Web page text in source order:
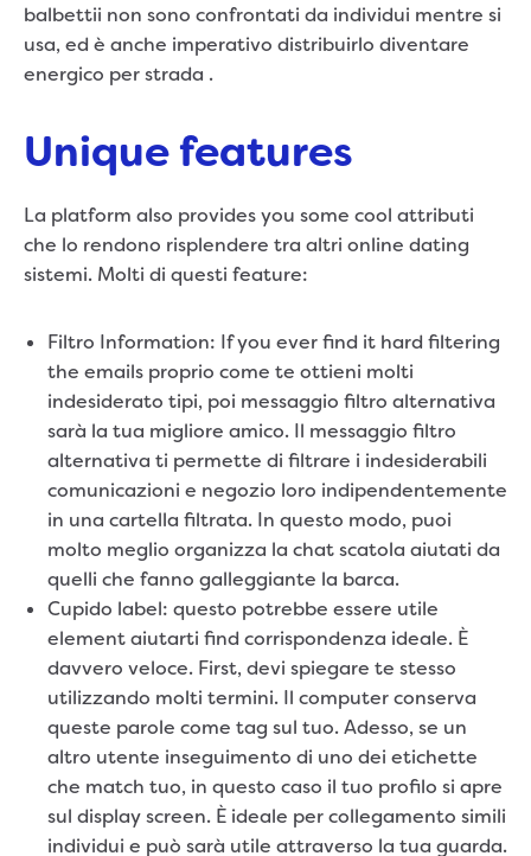
balbettii non sono confrontati da individui mentre si
usa, ed è anche imperativo distribuirlo diventare
energico per strada .
Unique features
La platform also provides you some cool attributi
che lo rendono risplendere tra altri online dating
sistemi. Molti di questi feature:
Filtro Information: If you ever find it hard filtering
the emails proprio come te ottieni molti
indesiderato tipi, poi messaggio filtro alternativa
sarà la tua migliore amico. Il messaggio filtro
alternativa ti permette di filtrare i indesiderabili
comunicazioni e negozio loro indipendentemente
in una cartella filtrata. In questo modo, puoi
molto meglio organizza la chat scatola aiutati da
quelli che fanno galleggiante la barca.
Cupido label: questo potrebbe essere utile
element aiutarti find corrispondenza ideale. È
davvero veloce. First, devi spiegare te stesso
utilizzando molti termini. Il computer conserva
queste parole come tag sul tuo. Adesso, se un
altro utente inseguimento di uno dei etichette
che match tuo, in questo caso il tuo profilo si apre
sul display screen. È ideale per collegamento simili
individui e può sarà utile attraverso la tua guarda.